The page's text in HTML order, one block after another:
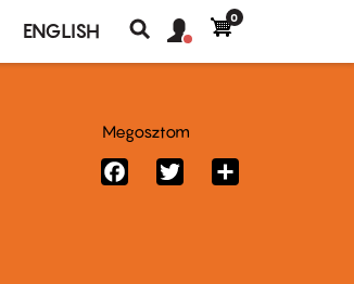
ENGLISH
Keresés
fiók
Felhasználói
0
Megosztom
FacebookTwitter